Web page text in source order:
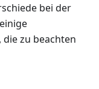
bei der
zu beachten